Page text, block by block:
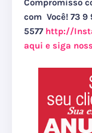
Compromisso
com Você! 73 9
5577 http://
aqui e siga